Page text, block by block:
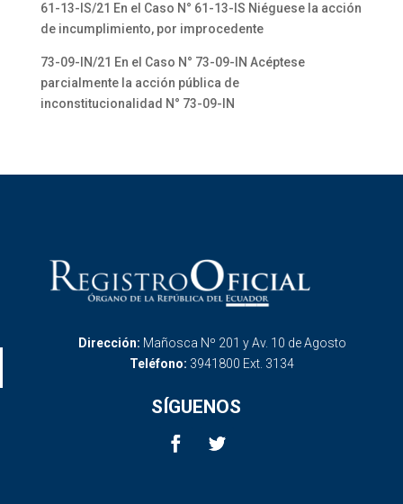
61-13-IS/21 En el Caso N° 61-13-IS Niéguese la acción
de incumplimiento, por improcedente
73-09-IN/21 En el Caso N° 73-09-IN Acéptese
parcialmente la acción pública de
inconstitucionalidad N° 73-09-IN
Dirección: Mañosca Nº 201 y Av. 10 de Agosto
Teléfono: 3941800 Ext. 3134
SÍGUENOS